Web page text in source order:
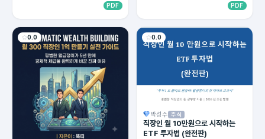
PDF
PDF
0.0 0.0
박성수 주식
직장인 월 10만원으로 시작하는
ETF 투자법 (완전판)